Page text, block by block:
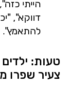
הייתי
דווקא",
להתאמץ".
טעות:
צעיר שפרו